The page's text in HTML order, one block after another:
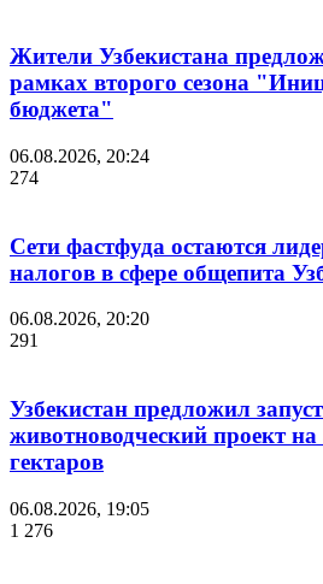
Жители Узбекистана
рамках второго сезона
бюджета"
06.08.2026, 20:24
274
Сети фастфуда остаются
налогов в сфере общепита
06.08.2026, 20:20
291
Узбекистан предложил
животноводческий проект
гектаров
06.08.2026, 19:05
1 276